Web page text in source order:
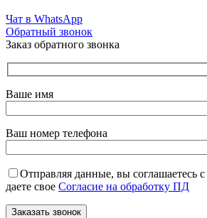
Чат в WhatsApp
Обратный звонок
Заказ обратного звонка
Ваше имя
Ваш номер телефона
Отправляя данные, вы соглашаетесь с
даете свое Согласие на обработку ПД